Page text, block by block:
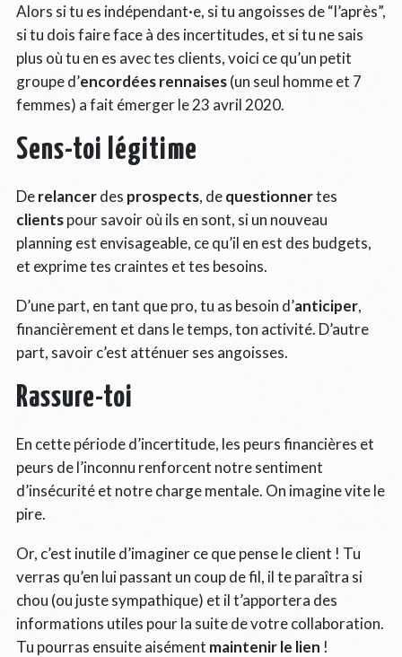
Alors si tu es indépendant·e, si tu angoisses de “l’après”,
si tu dois faire face à des incertitudes, et si tu ne sais
plus où tu en es avec tes clients, voici ce qu’un petit
groupe d’encordées rennaises(un seul homme et 7
femmes) a fait émerger le 23 avril 2020.
Sens-toi légitime
Derelancerdes prospects, dequestionnertes
clientspour savoir où ils en sont, si un nouveau
planning est envisageable, ce qu’il en est des budgets,
et exprime tes craintes et tes besoins.
D’une part, en tant que pro, tu as besoin d’anticiper,
financièrement et dans le temps, ton activité. D’autre
part, savoir c’est atténuer ses angoisses.
Rassure-toi
En cette période d’incertitude, les peurs financières et
peurs de l’inconnu renforcent notre sentiment
d’insécurité et notre charge mentale. On imagine vite le
pire.
Or, c’est inutile d’imaginer ce que pense le client ! Tu
verras qu’en lui passant un coup de fil, il te paraîtra si
chou (ou juste sympathique) et il t’apportera des
informations utiles pour la suite de votre collaboration.
Tu pourras ensuite aisément maintenir le lien !